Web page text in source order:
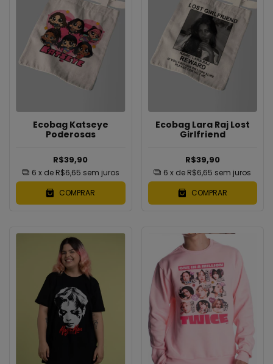
Ecobag Katseye
Poderosas
R$39,90
6 x de R$6,65 sem juros
COMPRAR
Ecobag Lara Raj Lost
Girlfriend
R$39,90
6 x de R$6,65 sem juros
COMPRAR